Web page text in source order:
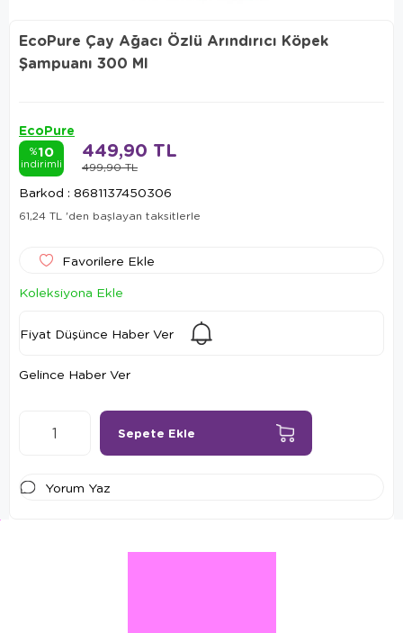
EcoPure Çay Ağacı Özlü Arındırıcı Köpek
Şampuanı 300 Ml
EcoPure
%10
indirimli 499,90 TL
449,90 TL
Barkod : 8681137450306
61,24 TL 'den başlayan taksitlerle
Favorilere Ekle
Koleksiyona Ekle
Fiyat Düşünce Haber Ver
Gelince Haber Ver
Yorum Yaz